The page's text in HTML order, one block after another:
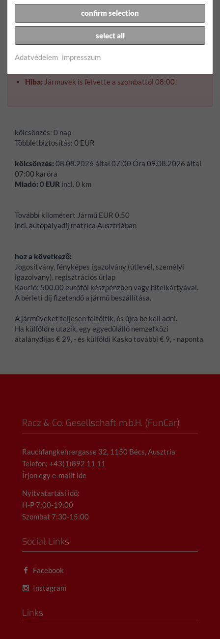
Visszatérés dátuma:
Hiba: Jármuvek is felvette a szombattól 08:00!
kölcsönzés: 0 nap
Többletbiztosítás: 0 EUR
kölcsönzés:08.08.2026 által 07:00 Óra 09.08.2026 által
07:00 karóra
Miadó:0 EUR incl. 0 km
További kilométert Jármű EUR 0.50
incl. autópályadíj matrica Ausztriában
hoz a következő:
Jogosítvány, fényképes igazolvány (útlevél, személyi
igazolvány), regisztrációs űrlap
Kaució: 500.00 eurótól készpénzben vagy hitelkártyával.
A bérleti díj fizetendő a jármű beszállítása.
A járműveket teljesen feltöltik, és újra be kell adni.
Ha külföldre utazik, egy egyedülálló nemzetközi
átalánydíjas € 29, - és külföldi Kasko további € 9, - naponta
Racz & Co. Gesellschaft m.b.H. (FunCar)
Rauchfangkehrergasse 32, 1150 Bécs, Ausztria
Telefon: +43(1)892 11 11
Írjon egy e-mailt ide
Nyitvatartási idő:
H-P 7:00-19:00
Szombat 7:30-15:00
Social Links
Facebook
Instagram
Links
confirm selection
select all
Adatvédelem impresszum